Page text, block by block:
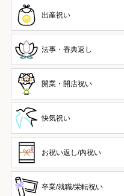
出産祝い
法事・香典返し
開業・開店祝い
快気祝い
お祝い返し/内祝い
卒業/就職/栄転祝い